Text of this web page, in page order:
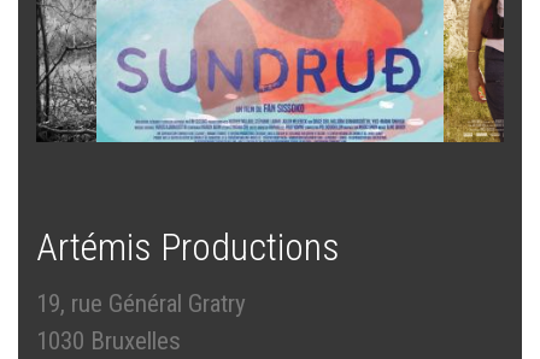
Artémis Productions
19, rue Général Gratry
1030 Bruxelles